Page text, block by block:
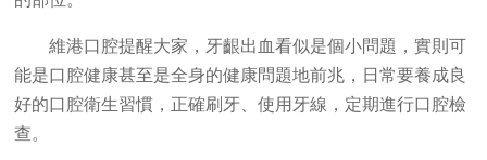
維港口腔提醒大家，牙齦出血看似是個小問題，實則可
能是口腔健康甚至是全身的健康問題地前兆，日常要養成良
好的口腔衛生習慣，正確刷牙、使用牙線，定期進行口腔檢
查。